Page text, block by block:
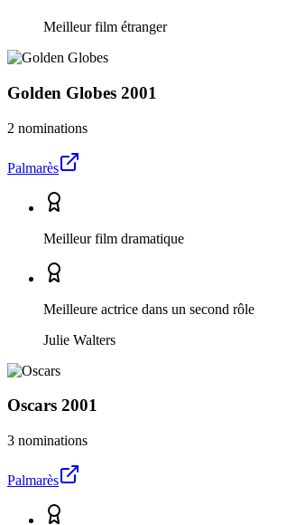
Meilleur film étranger
Golden Globes 2001
2 nominations
Palmarès
Meilleur film dramatique
Meilleure actrice dans un second rôle
Julie Walters
Oscars 2001
3 nominations
Palmarès